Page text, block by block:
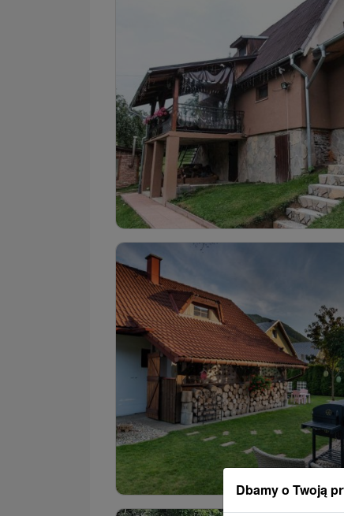
Dbamy o Twoją